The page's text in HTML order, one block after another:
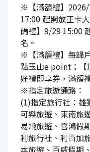
※【滿額禮】
17:00 起開放正卡
碼禮】9/29 15:00
名。
※【滿額禮】每歸
點玉山e point；【
好禮即享券，滿額
※指定旅遊通路：
(1)指定旅行社：雄
可樂旅遊、東南旅
易飛旅遊、喜鴻假
利旅行社、利百加
本旅遊、百威假期